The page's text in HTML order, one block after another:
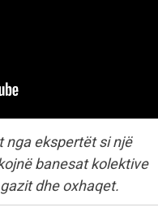
nga ekspertët si një
banesat kolektive
dhe oxhaqet.